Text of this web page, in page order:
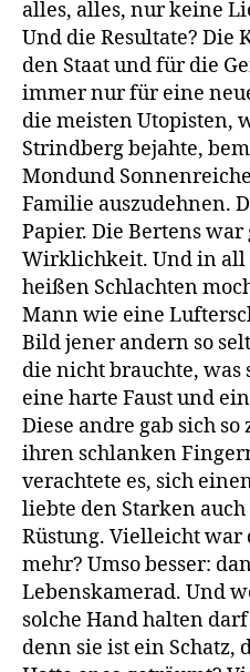
alles, alles, nur keine
Und die Resultate?
den Staat und für die
immer nur für eine
die meisten Utopisten,
Strindberg bejahte,
Mondund
Familie auszudehnen.
Papier. Die Bertens
Wirklichkeit. Und in all
heißen Schlachten
Mann wie eine
Bild jener andern so
die nicht brauchte, was
eine harte Faust und
Diese andre gab sich
ihren schlanken
verachtete es, sich
liebte den Starken
Rüstung. Vielleicht war
mehr? Umso besser:
Lebenskamerad. Und
solche Hand halten
denn sie ist ein Schatz,